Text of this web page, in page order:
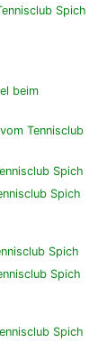
Spich
beim
Tennisclub
Spich
Spich
Spich
Spich
Spich